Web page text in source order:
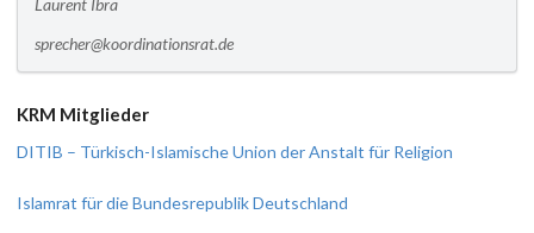
Laurent Ibra
sprecher@koordinationsrat.de
KRM Mitglieder
DITIB – Türkisch-Islamische Union der Anstalt für Religion
Islamrat für die Bundesrepublik Deutschland